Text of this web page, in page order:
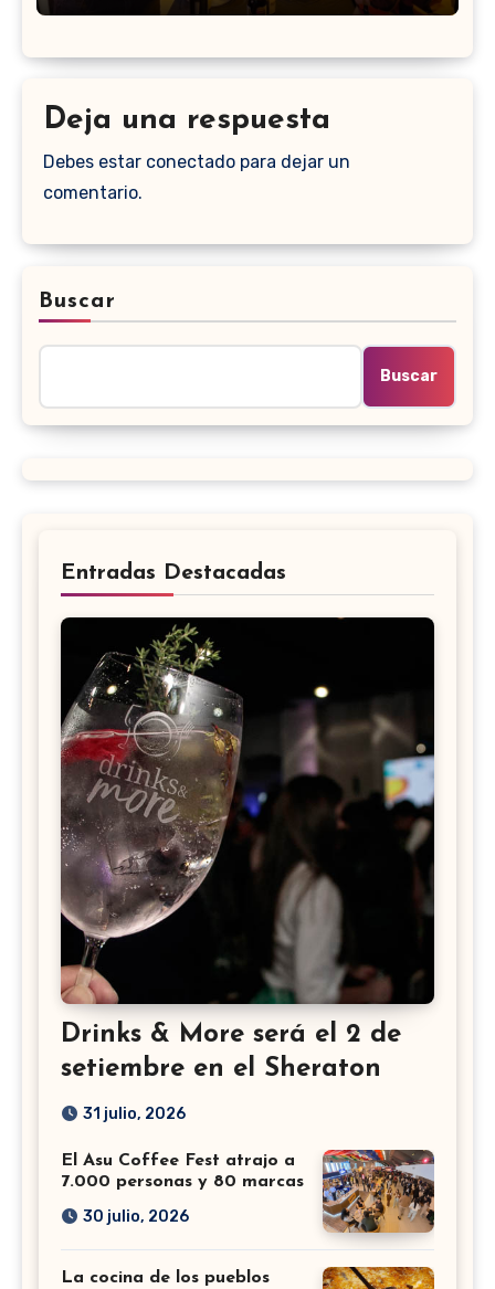
Deja una respuesta
Debes estar conectado para dejar un
comentario.
Buscar
Buscar
Entradas Destacadas
Drinks & More será el 2 de
setiembre en el Sheraton
31 julio, 2026
El Asu Coffee Fest atrajo a
7.000 personas y 80 marcas
30 julio, 2026
La cocina de los pueblos